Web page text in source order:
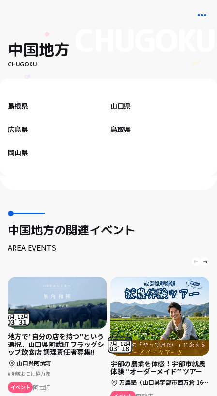
中国地方
CHUGOKU
島根県 山口県
広島県 鳥取県
岡山県
中国地方の関連イベント
AREA EVENTS
7月
03
12月
31
地方で"自分の店を持つ"という
選択。山口県阿武町 フラッグシ
ップ飲食店 調理責任者募集!!
山口県阿武町
地域おこし協力隊
イベント 阿武町
7月
03
12月
18
宇部の農業を体感！宇部市就農
体験 ”オーダーメイド” ツアー
万農塾（山口県宇部市西万倉 1662-1）